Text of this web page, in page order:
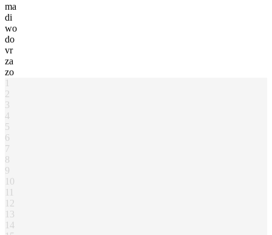
ma
di
wo
do
vr
za
zo
1
2
3
4
5
6
7
8
9
10
11
12
13
14